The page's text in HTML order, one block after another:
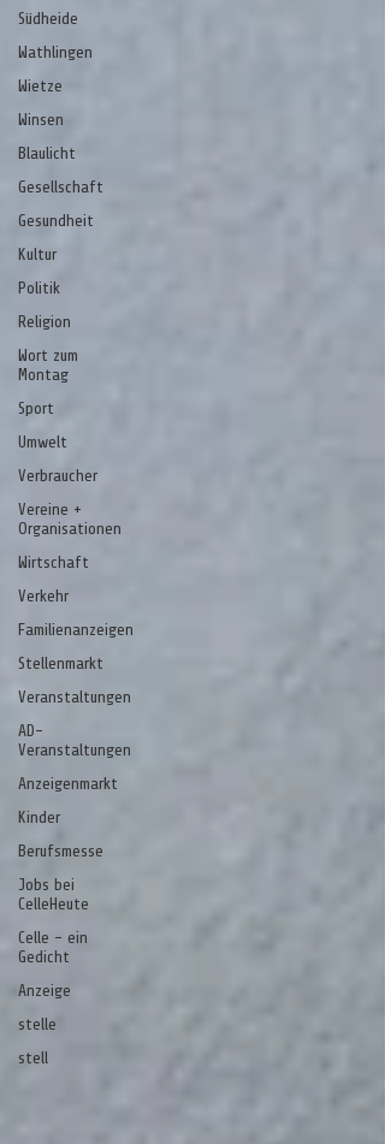
Südheide
Wathlingen
Wietze
Winsen
Blaulicht
Gesellschaft
Gesundheit
Kultur
Politik
Religion
Wort zum
Montag
Sport
Umwelt
Verbraucher
Vereine +
Organisationen
Wirtschaft
Verkehr
Familienanzeigen
Stellenmarkt
Veranstaltungen
AD-
Veranstaltungen
Anzeigenmarkt
Kinder
Berufsmesse
Jobs bei
CelleHeute
Celle - ein
Gedicht
Anzeige
stelle
stell